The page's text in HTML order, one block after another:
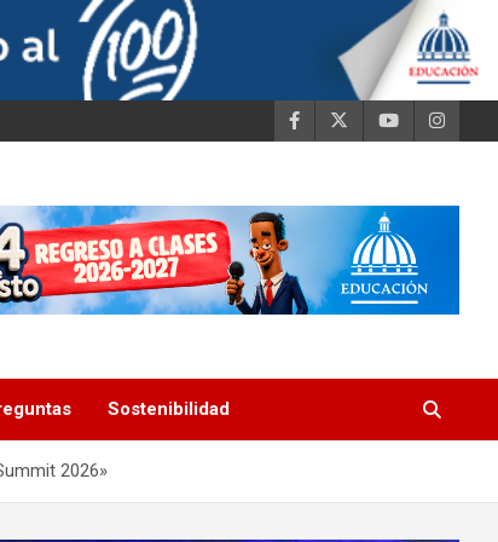
Sostenibilidad
2026»